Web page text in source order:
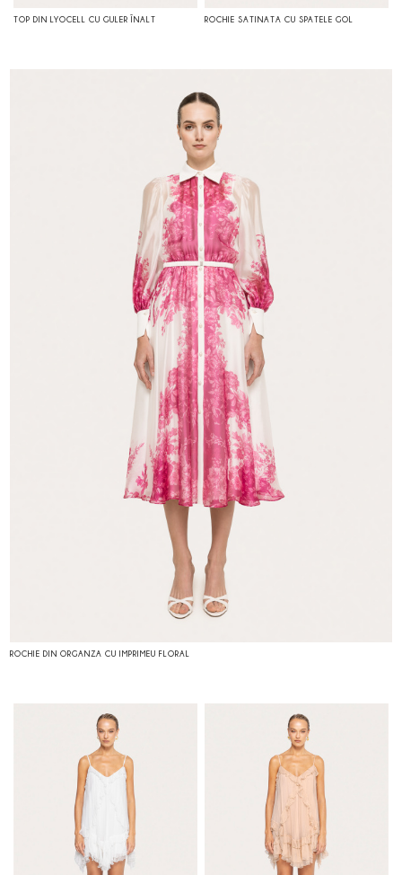
TOP DIN LYOCELL CU GULER ÎNALT ROCHIE SATINATA CU SPATELE GOL
ROCHIE DIN ORGANZA CU IMPRIMEU FLORAL